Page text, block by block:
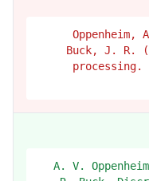
[1]
Buck, J. R.
processing.
[1] A. V.